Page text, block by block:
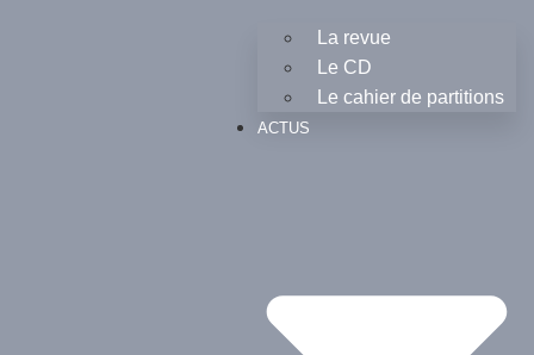
La revue
Le CD
Le cahier de partitions
ACTUS